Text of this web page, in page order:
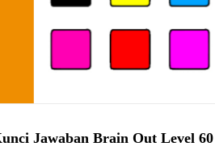
Jawaban Brain Out Level 60